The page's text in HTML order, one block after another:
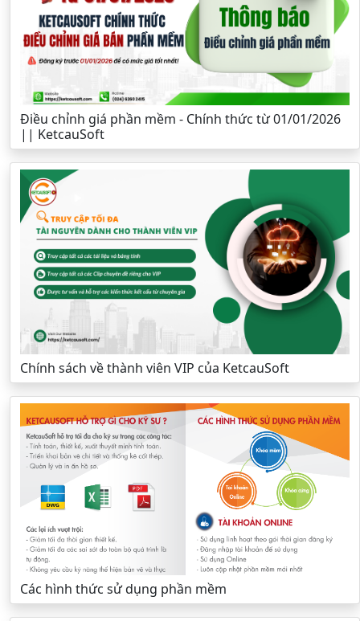
Điều chỉnh giá phần mềm - Chính thức từ 01/01/2026
|| KetcauSoft
Chính sách về thành viên VIP của KetcauSoft
Các hình thức sử dụng phần mềm